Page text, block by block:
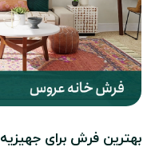
بهترین فرش برای جهیزیه